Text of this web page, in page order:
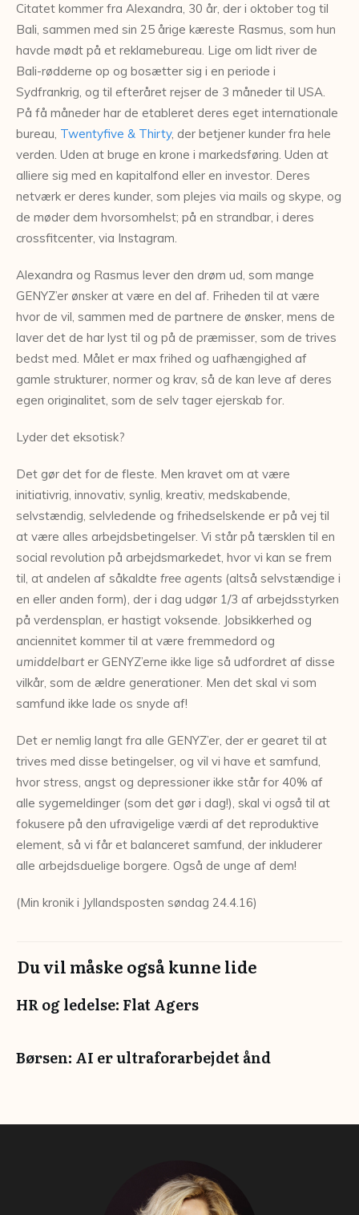
Citatet kommer fra Alexandra, 30 år, der i oktober tog til
Bali, sammen med sin 25 årige kæreste Rasmus, som hun
havde mødt på et reklamebureau. Lige om lidt river de
Bali-rødderne op og bosætter sig i en periode i
Sydfrankrig, og til efteråret rejser de 3 måneder til USA.
På få måneder har de etableret deres eget internationale
bureau, Twentyfive & Thirty, der betjener kunder fra hele
verden. Uden at bruge en krone i markedsføring. Uden at
alliere sig med en kapitalfond eller en investor. Deres
netværk er deres kunder, som plejes via mails og skype, og
de møder dem hvorsomhelst; på en strandbar, i deres
crossfitcenter, via Instagram.
Alexandra og Rasmus lever den drøm ud, som mange
GENYZ’er ønsker at være en del af. Friheden til at være
hvor de vil, sammen med de partnere de ønsker, mens de
laver det de har lyst til og på de præmisser, som de trives
bedst med. Målet er max frihed og uafhængighed af
gamle strukturer, normer og krav, så de kan leve af deres
egen originalitet, som de selv tager ejerskab for.
Lyder det eksotisk?
Det gør det for de fleste. Men kravet om at være
initiativrig, innovativ, synlig, kreativ, medskabende,
selvstændig, selvledende og frihedselskende er på vej til
at være alles arbejdsbetingelser. Vi står på tærsklen til en
social revolution på arbejdsmarkedet, hvor vi kan se frem
til, at andelen af såkaldte free agents (altså selvstændige i
en eller anden form), der i dag udgør 1/3 af arbejdsstyrken
på verdensplan, er hastigt voksende. Jobsikkerhed og
anciennitet kommer til at være fremmedord og
umiddelbarter GENYZ’erne ikke lige så udfordret af disse
vilkår, som de ældre generationer. Men det skal vi som
samfund ikke lade os snyde af!
Det er nemlig langt fra alle GENYZ’er, der er gearet til at
trives med disse betingelser, og vil vi have et samfund,
hvor stress, angst og depressioner ikke står for 40% af
alle sygemeldinger (som det gør i dag!), skal vi også til at
fokusere på den ufravigelige værdi af det reproduktive
element, så vi får et balanceret samfund, der inkluderer
alle arbejdsduelige borgere. Også de unge af dem!
(Min kronik i Jyllandsposten søndag 24.4.16)
Du vil måske også kunne lide
HR og ledelse: Flat Agers
Børsen: AI er ultraforarbejdet ånd